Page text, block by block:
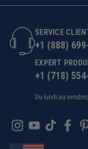
SERVICE
+1 (888)
EXPERT
+1 (718)
Du lundi au